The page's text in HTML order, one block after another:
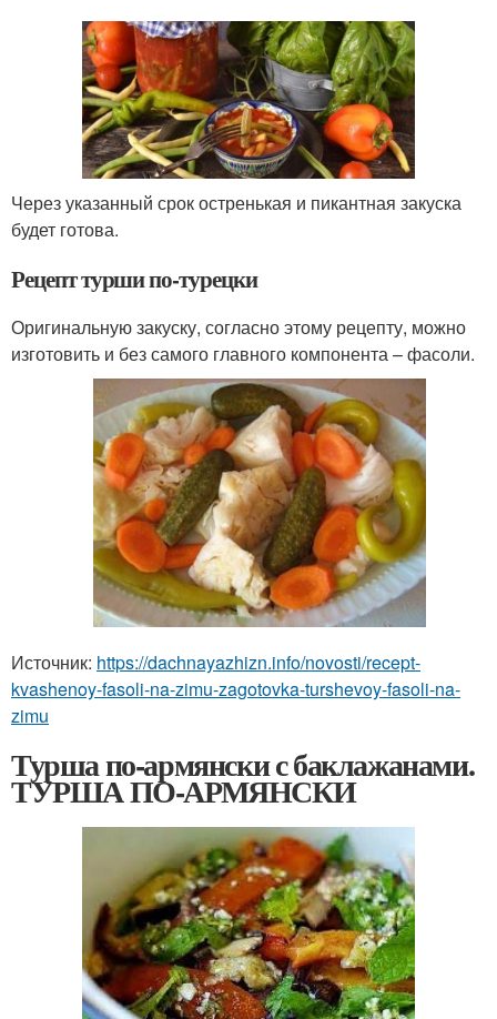
Через указанный срок остренькая и пикантная закуска
будет готова.
Рецепт турши по-турецки
Оригинальную закуску, согласно этому рецепту, можно
изготовить и без самого главного компонента – фасоли.
Источник: https://dachnayazhizn.info/novosti/recept-
kvashenoy-fasoli-na-zimu-zagotovka-turshevoy-fasoli-na-
zimu
Турша по-армянски с баклажанами.
ТУРША ПО-АРМЯНСКИ